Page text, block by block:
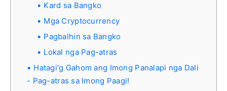
Kard sa Bangko
Mga Cryptocurrency
Pagbalhin sa Bangko
Lokal nga Pag-atras
Hatagi'g Gahom ang Imong Panalapi nga Dali
- Pag-atras sa Imong Paagi!